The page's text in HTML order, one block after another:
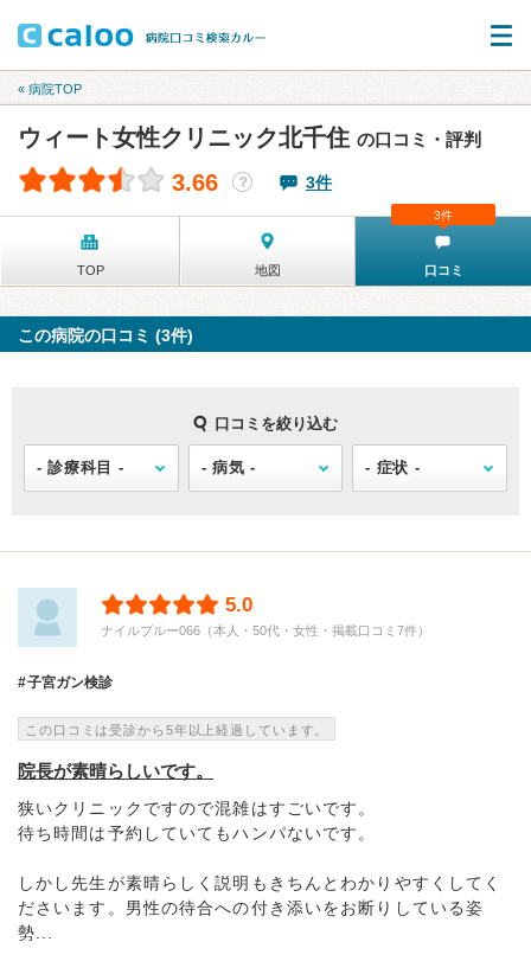
« 病院TOP
ウィート女性クリニック北千住 の口コミ・評判
3.66 ？ 3件
TOP 地図 口コミ
3件
この病院の口コミ (3件)
口コミを絞り込む
5.0
ナイルブルー066（本人・50代・女性・掲載口コミ7件）
子宮ガン検診
この口コミは受診から5年以上経過しています。
院長が素晴らしいです。
狭いクリニックですので混雑はすごいです。
待ち時間は予約していてもハンパないです。
しかし先生が素晴らしく説明もきちんとわかりやすくしてく
ださいます。男性の待合への付き添いをお断りしている姿
勢...